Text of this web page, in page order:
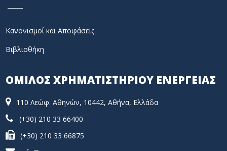
Κανονισμοί και Αποφάσεις
Βιβλιοθήκη
ΟΜΙΛΟΣ ΧΡΗΜΑΤΙΣΤΗΡΙΟΥ ΕΝΕΡΓΕΙΑΣ
110 Λεώφ. Αθηνών, 10442, Αθήνα, Ελλάδα
(+30) 210 33 66400
(+30) 210 33 66875